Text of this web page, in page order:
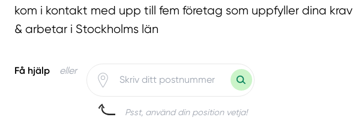
kom i kontakt med upp till fem företag som uppfyller dina krav
& arbetar i Stockholms län
Få hjälp eller
Psst, använd din position vetja!